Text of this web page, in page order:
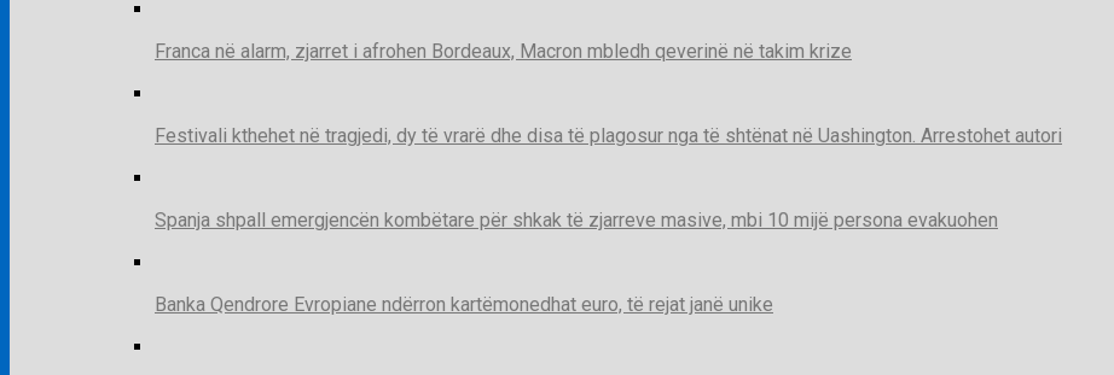
Franca në alarm, zjarret i afrohen Bordeaux, Macron mbledh qeverinë në takim krize
Festivali kthehet në tragjedi, dy të vrarë dhe disa të plagosur nga të shtënat në Uashington. Arrestohet autori
Spanja shpall emergjencën kombëtare për shkak të zjarreve masive, mbi 10 mijë persona evakuohen
Banka Qendrore Evropiane ndërron kartëmonedhat euro, të rejat janë unike